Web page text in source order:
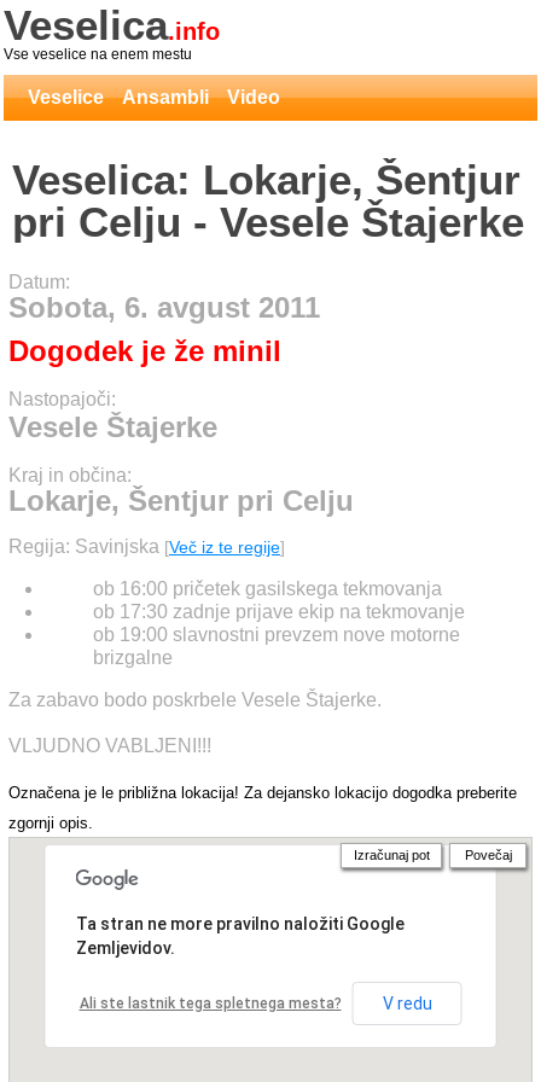
Veselica.info
Vse veselice na enem mestu
Veselice Ansambli Video
Veselica: Lokarje, Šentjur
pri Celju - Vesele Štajerke
Datum:
Sobota, 6. avgust 2011
Dogodek je že minil
Nastopajoči:
Vesele Štajerke
Kraj in občina:
Lokarje, Šentjur pri Celju
Regija: Savinjska [Več iz te regije]
ob 16:00 pričetek gasilskega tekmovanja
ob 17:30 zadnje prijave ekip na tekmovanje
ob 19:00 slavnostni prevzem nove motorne
brizgalne
Za zabavo bodo poskrbele Vesele Štajerke.
VLJUDNO VABLJENI!!!
Označena je le približna lokacija! Za dejansko lokacijo dogodka preberite
zgornji opis.
Ta stran ne more pravilno naložiti Google
Zemljevidov.
Ali ste lastnik tega spletnega mesta? V redu
Izračunaj pot Povečaj